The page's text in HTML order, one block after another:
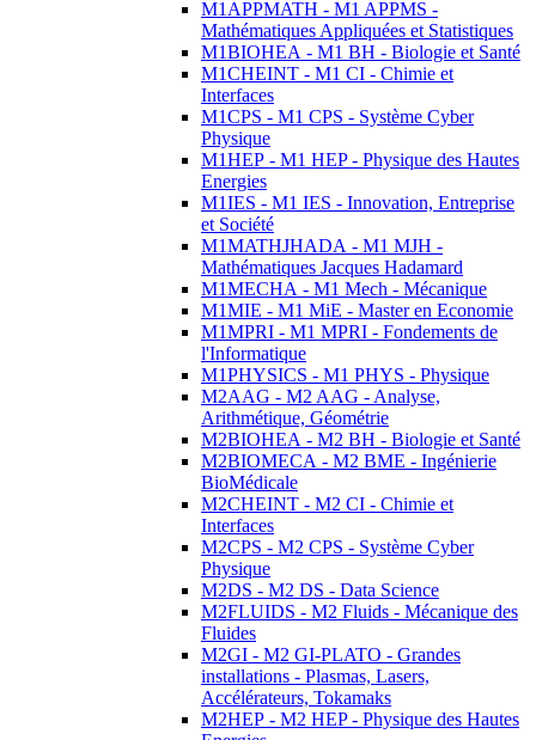
M1APPMATH - M1 APPMS -
Mathématiques Appliquées et Statistiques
M1BIOHEA - M1 BH - Biologie et Santé
M1CHEINT - M1 CI - Chimie et
Interfaces
M1CPS - M1 CPS - Système Cyber
Physique
M1HEP - M1 HEP - Physique des Hautes
Energies
M1IES - M1 IES - Innovation, Entreprise
et Société
M1MATHJHADA - M1 MJH -
Mathématiques Jacques Hadamard
M1MECHA - M1 Mech - Mécanique
M1MIE - M1 MiE - Master en Economie
M1MPRI - M1 MPRI - Fondements de
l'Informatique
M1PHYSICS - M1 PHYS - Physique
M2AAG - M2 AAG - Analyse,
Arithmétique, Géométrie
M2BIOHEA - M2 BH - Biologie et Santé
M2BIOMECA - M2 BME - Ingénierie
BioMédicale
M2CHEINT - M2 CI - Chimie et
Interfaces
M2CPS - M2 CPS - Système Cyber
Physique
M2DS - M2 DS - Data Science
M2FLUIDS - M2 Fluids - Mécanique des
Fluides
M2GI - M2 GI-PLATO - Grandes
installations - Plasmas, Lasers,
Accélérateurs, Tokamaks
M2HEP - M2 HEP - Physique des Hautes